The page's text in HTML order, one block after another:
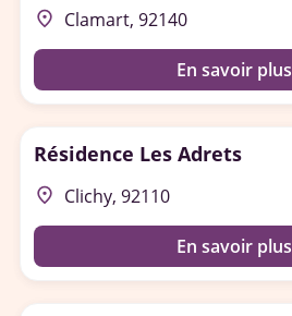
place Clamart, 92140
En savoir plus
Résidence Les Adrets
place Clichy, 92110
En savoir plus